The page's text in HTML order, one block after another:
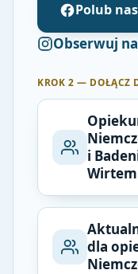
Polub
Obserwuj
KROK 2 — DOŁĄCZ
i
dla